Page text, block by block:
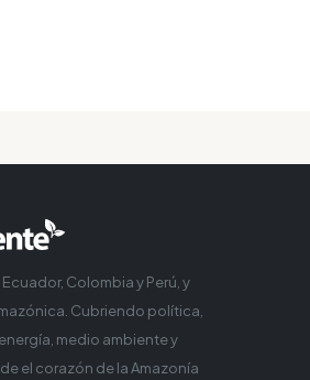
Colombia y Perú, y
Cubriendo política,
medio ambiente y
el corazón de la Amazonía